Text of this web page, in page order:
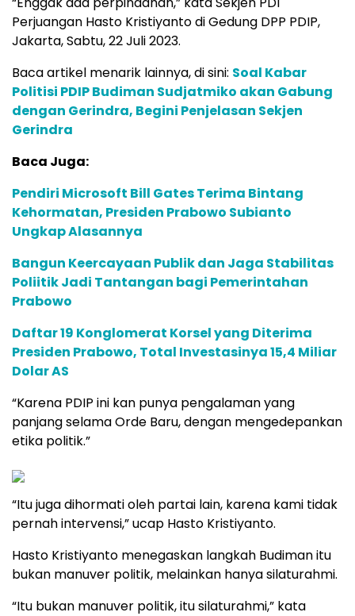
Perjuangan Hasto Kristiyanto di Gedung DPP PDIP,
Jakarta, Sabtu, 22 Juli 2023.
Baca artikel menarik lainnya, di sini: Soal Kabar
Politisi PDIP Budiman Sudjatmiko akan Gabung
dengan Gerindra, Begini Penjelasan Sekjen
Gerindra
Baca Juga:
Pendiri Microsoft Bill Gates Terima Bintang
Kehormatan, Presiden Prabowo Subianto
Ungkap Alasannya
Bangun Keercayaan Publik dan Jaga Stabilitas
Poliitik Jadi Tantangan bagi Pemerintahan
Prabowo
Daftar 19 Konglomerat Korsel yang Diterima
Presiden Prabowo, Total Investasinya 15,4 Miliar
Dolar AS
“Karena PDIP ini kan punya pengalaman yang
panjang selama Orde Baru, dengan mengedepankan
etika politik.”
“Itu juga dihormati oleh partai lain, karena kami tidak
pernah intervensi,” ucap Hasto Kristiyanto.
Hasto Kristiyanto menegaskan langkah Budiman itu
bukan manuver politik, melainkan hanya silaturahmi.
“Itu bukan manuver politik, itu silaturahmi,” kata